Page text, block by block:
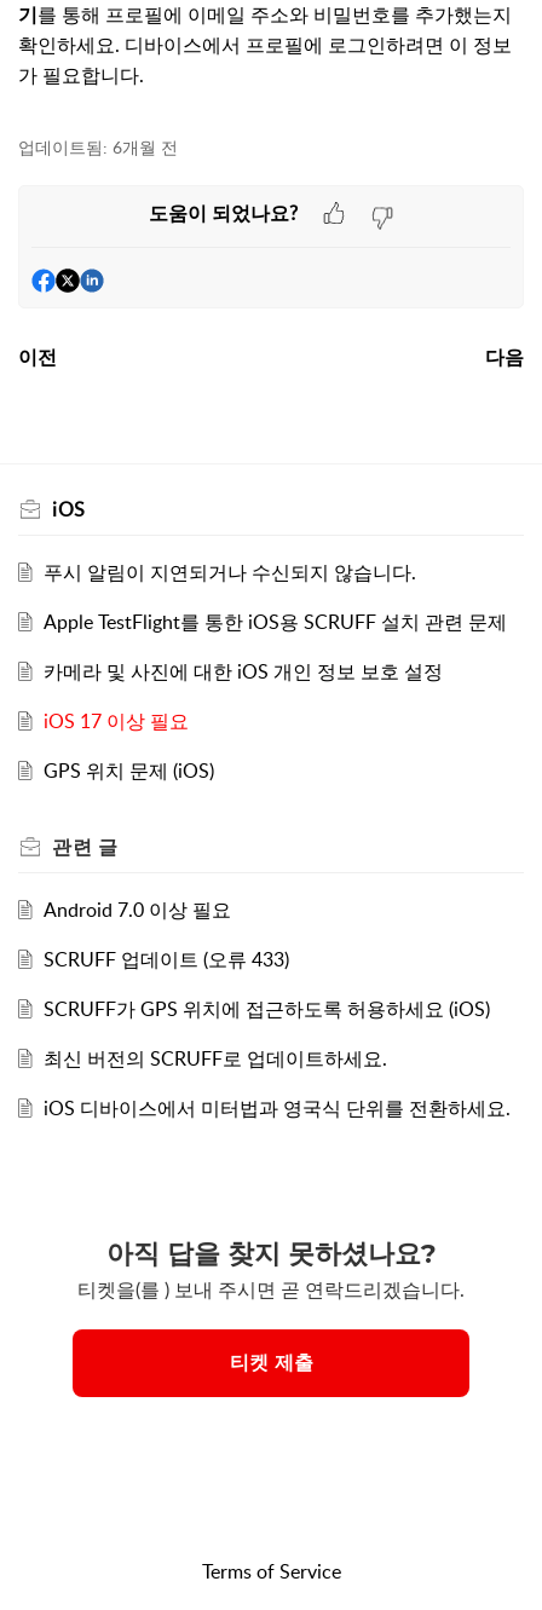
기를 통해 프로필에 이메일 주소와 비밀번호를 추가했는지
확인하세요. 디바이스에서 프로필에 로그인하려면 이 정보
가 필요합니다.
업데이트됨: 6개월 전
도움이 되었나요?
이전 다음
iOS
푸시 알림이 지연되거나 수신되지 않습니다.
Apple TestFlight를 통한 iOS용 SCRUFF 설치 관련 문제
카메라 및 사진에 대한 iOS 개인 정보 보호 설정
iOS 17 이상 필요
GPS 위치 문제 (iOS)
관련 글
Android 7.0 이상 필요
SCRUFF 업데이트 (오류 433)
SCRUFF가 GPS 위치에 접근하도록 허용하세요 (iOS)
최신 버전의 SCRUFF로 업데이트하세요.
iOS 디바이스에서 미터법과 영국식 단위를 전환하세요.
아직 답을 찾지 못하셨나요?
티켓을(를 ) 보내 주시면 곧 연락드리겠습니다.
티켓 제출
Terms of Service